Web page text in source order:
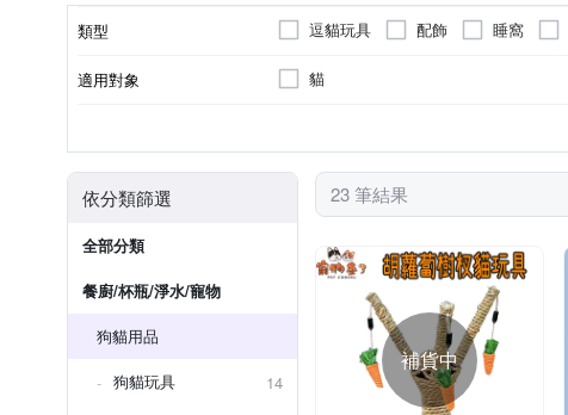
類型 逗貓玩具 配飾 睡窩
適用對象 貓
依分類篩選
全部分類
餐廚/杯瓶/淨水/寵物
狗貓用品
狗貓玩具
14
23 筆結果
補貨中